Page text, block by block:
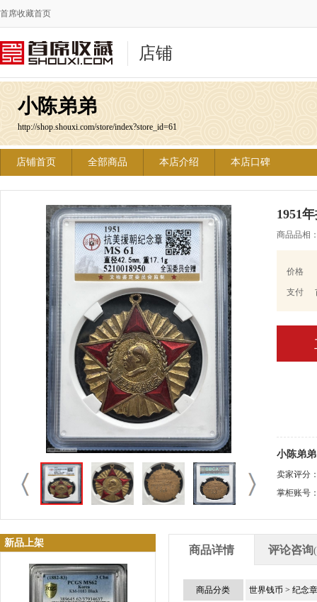
首席收藏首页
店铺
小陈弟弟
http://shop.shouxi.com/store/index?store_id=61
店铺首页 全部商品 本店介绍 本店口碑
1951
商品品相
价格
支付
小陈弟弟
卖家评分
掌柜账号
新品上架
商品详情 评论咨询(
商品分类 世界钱币 > 纪念章